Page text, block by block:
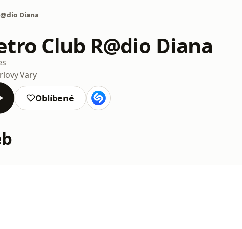
Diana
Club R@dio Diana
Vary
Oblíbené